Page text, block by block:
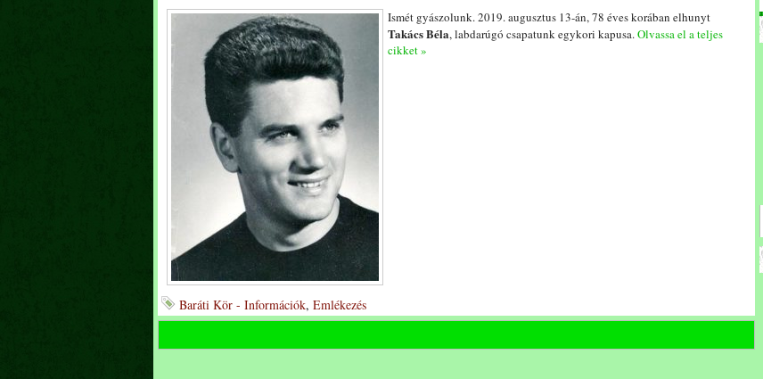
Ismét gyászolunk. 2019. augusztus 13-án, 78 éves korában elhunyt
Takács Béla, labdarúgó csapatunk egykori kapusa.Olvassa el a teljes
cikket »
Baráti Kör - Információk, Emlékezés